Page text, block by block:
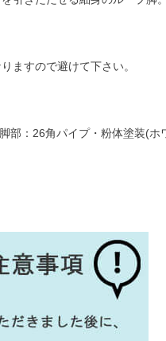
ますので避けて下さい。
部：26角パイプ・粉体塗装(ホ